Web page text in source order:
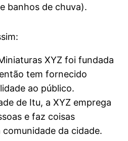
banhos de chuva).
XYZ foi fundada
tem fornecido
ao público.
de Itu, a XYZ emprega
e faz coisas
da cidade.